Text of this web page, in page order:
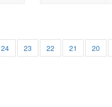
20
21
22
23
24